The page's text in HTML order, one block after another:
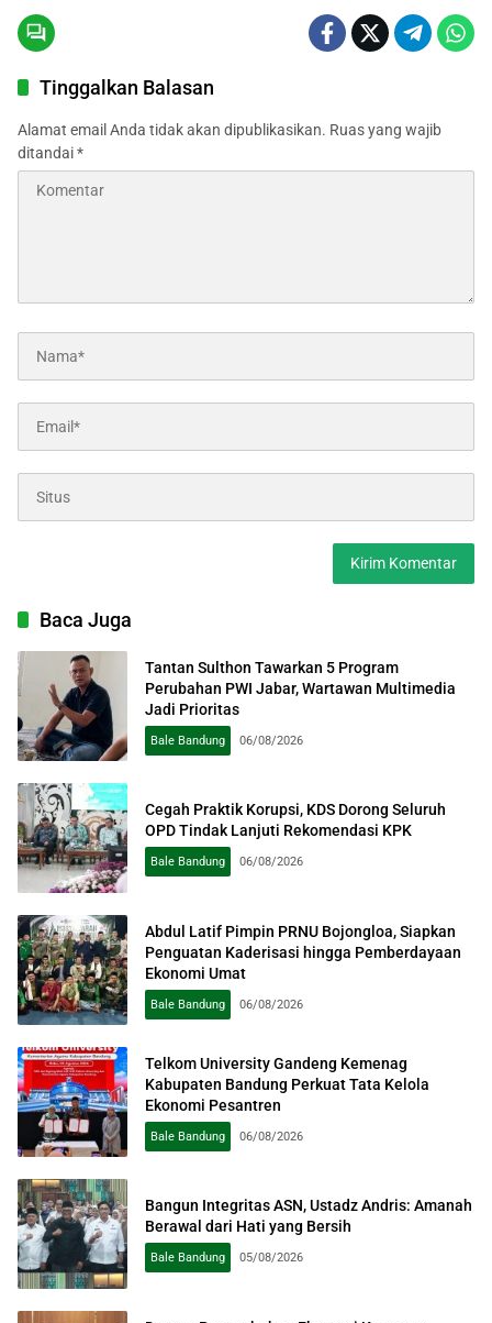
Tinggalkan Balasan
Alamat email Anda tidak akan dipublikasikan. Ruas yang wajib
ditandai*
Baca Juga
Tantan Sulthon Tawarkan 5 Program
Perubahan PWI Jabar, Wartawan Multimedia
Jadi Prioritas
Bale Bandung 06/08/2026
Cegah Praktik Korupsi, KDS Dorong Seluruh
OPD Tindak Lanjuti Rekomendasi KPK
Bale Bandung 06/08/2026
Abdul Latif Pimpin PRNU Bojongloa, Siapkan
Penguatan Kaderisasi hingga Pemberdayaan
Ekonomi Umat
Bale Bandung 06/08/2026
Telkom University Gandeng Kemenag
Kabupaten Bandung Perkuat Tata Kelola
Ekonomi Pesantren
Bale Bandung 06/08/2026
Bangun Integritas ASN, Ustadz Andris: Amanah
Berawal dari Hati yang Bersih
Bale Bandung 05/08/2026